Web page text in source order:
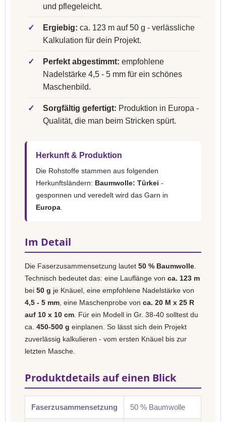
und pflegeleicht.
✓ Ergiebig: ca. 123 m auf 50 g - verlässliche
Kalkulation für dein Projekt.
✓ Perfekt abgestimmt: empfohlene
Nadelstärke 4,5 - 5 mm für ein schönes
Maschenbild.
✓ Sorgfältig gefertigt: Produktion in Europa -
Qualität, die man beim Stricken spürt.
Herkunft & Produktion
Die Rohstoffe stammen aus folgenden
Herkunftsländern: Baumwolle: Türkei -
gesponnen und veredelt wird das Garn in
Europa
Im Detail
Die Faserzusammensetzung lautet 50 % Baumwolle
Technisch bedeutet das: eine Lauflänge von ca. 123 m
bei 50 g je Knäuel, eine empfohlene Nadelstärke von
4,5 - 5 mm , eine Maschenprobe von ca. 20 M x 25 R
auf 10 x 10 cm . Für ein Modell in Gr. 38-40 solltest du
ca. 450-500 g einplanen. So lässt sich dein Projekt
zuverlässig kalkulieren - vom ersten Knäuel bis zur
letzten Masche.
Produktdetails auf einen Blick
Faserzusammensetzung 50 % Baumwolle